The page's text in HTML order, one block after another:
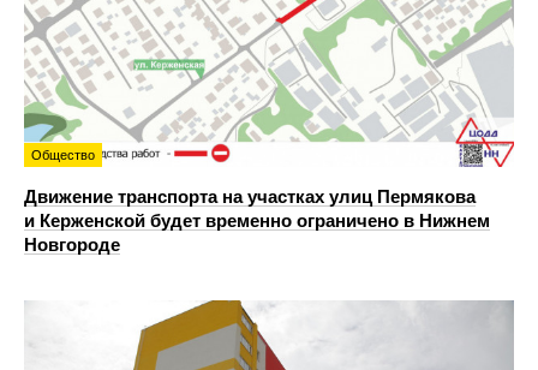
Общество
Движение транспорта на участках улиц Пермякова
и Керженской будет временно ограничено в Нижнем
Новгороде